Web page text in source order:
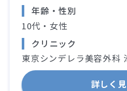
年齢・性別
10代・女性
クリニック
東京シンデレラ美容外科
詳しく